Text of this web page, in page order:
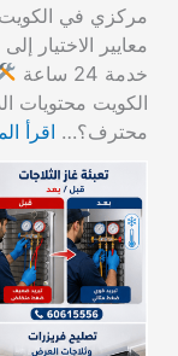
معايير الاختيار
خدمة 24 ساعة
الكويت محتويات
محترف؟… اقرأ